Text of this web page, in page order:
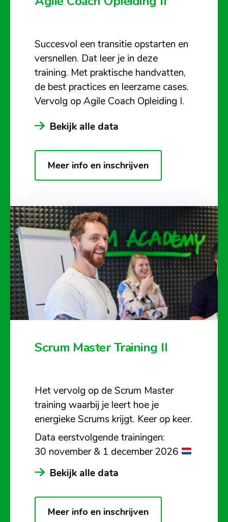
Succesvol een transitie opstarten en
versnellen. Dat leer je in deze
training. Met praktische handvatten,
de best practices en leerzame cases.
Vervolg op Agile Coach Opleiding I.
Bekijk alle data
Meer info en inschrijven
Scrum Master Training II
Het vervolg op de Scrum Master
training waarbij je leert hoe je
energieke Scrums krijgt. Keer op keer.
Data eerstvolgende trainingen:
30 november & 1 december 2026
Bekijk alle data
Meer info en inschrijven